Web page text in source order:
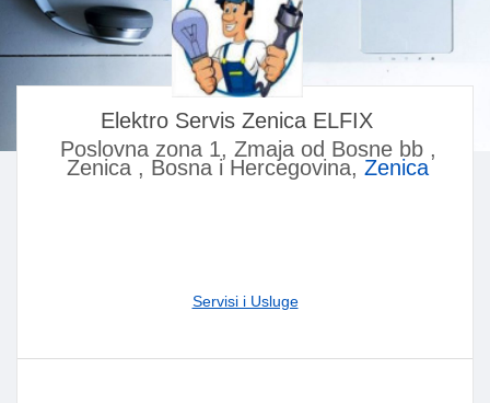
Elektro Servis Zenica ELFIX
Poslovna zona 1, Zmaja od Bosne bb ,
Zenica , Bosna i Hercegovina, Zenica
Servisi i Usluge